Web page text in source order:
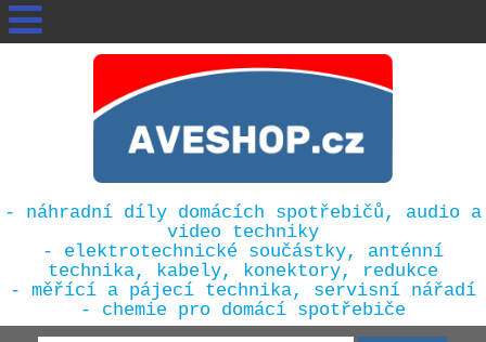
- náhradní díly domácích spotřebičů, audio a
video techniky
- elektrotechnické součástky, anténní
technika, kabely, konektory, redukce
- měřící a pájecí technika, servisní nářadí
- chemie pro domácí spotřebiče